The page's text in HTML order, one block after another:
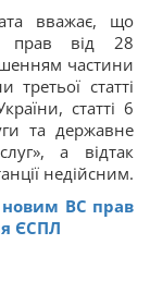
вважає, що
прав від 28
частини
третьої статті
статті 6
та державне
а відтак
недійсним.
ВС прав
ЄСПЛ